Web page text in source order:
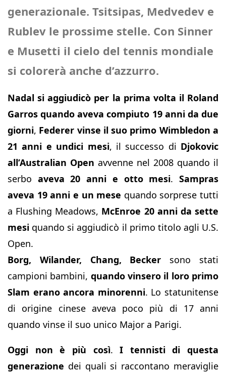
generazionale. Tsitsipas, Medvedev e
Rublev le prossime stelle. Con Sinner
e Musetti il cielo del tennis mondiale
si colorerà anche d’azzurro.
Nadal si aggiudicò per la prima volta il Roland
Garros quando aveva compiuto 19 anni da due
giorni, Federer vinse il suo primo Wimbledon a
21 anni e undici mesi, il successo di Djokovic
all’Australian Open avvenne nel 2008 quando il
serbo aveva 20 anni e otto mesi.Sampras
aveva 19 anni e un mese quando sorprese tutti
a Flushing Meadows, McEnroe 20 anni da sette
mesi quando si aggiudicò il primo titolo agli U.S.
Open.
Borg, Wilander, Chang, Becker sono stati
campioni bambini, quando vinsero il loro primo
Slam erano ancora minorenni. Lo statunitense
di origine cinese aveva poco più di 17 anni
quando vinse il suo unico Major a Parigi.
Oggi non è più così.I tennisti di questa
generazione dei quali si raccontano meraviglie